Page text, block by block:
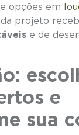
opções em
projeto
e de
e
sua